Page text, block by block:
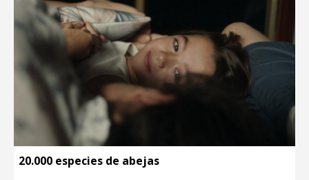
20.000 especies de abejas